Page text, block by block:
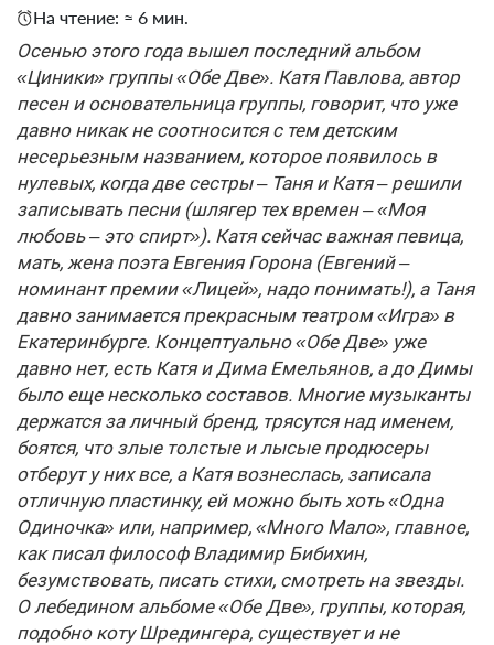
На чтение: ≈ 6 мин.
Осенью этого года вышел последний альбом
«Циники» группы «Обе Две». Катя Павлова, автор
песен и основательница группы, говорит, что уже
давно никак не соотносится с тем детским
несерьезным названием, которое появилось в
нулевых, когда две сестры – Таня и Катя – решили
записывать песни (шлягер тех времен – «Моя
любовь – это спирт»). Катя сейчас важная певица,
мать, жена поэта Евгения Горона (Евгений –
номинант премии «Лицей», надо понимать!), а Таня
давно занимается прекрасным театром «Игра» в
Екатеринбурге. Концептуально «Обе Две» уже
давно нет, есть Катя и Дима Емельянов, а до Димы
было еще несколько составов. Многие музыканты
держатся за личный бренд, трясутся над именем,
боятся, что злые толстые и лысые продюсеры
отберут у них все, а Катя вознеслась, записала
отличную пластинку, ей можно быть хоть «Одна
Одиночка» или, например, «Много Мало», главное,
как писал философ Владимир Бибихин,
безумствовать, писать стихи, смотреть на звезды.
О лебедином альбоме «Обе Две», группы, которая,
подобно коту Шредингера, существует и не